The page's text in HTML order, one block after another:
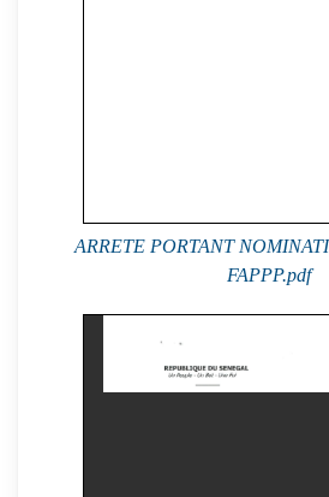
ARRETE PORTANT
FAPPP.pdf